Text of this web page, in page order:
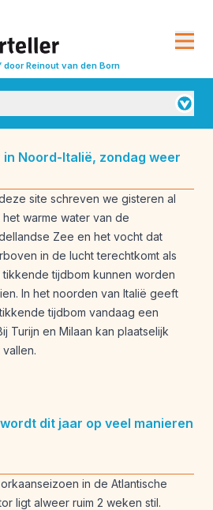
door Reinout van den Born
Weerbeleving
Weerrecords
Weeruitleg
Noord-Italië, zondag weer
site schreven we gisteren al
het warme water van de
Zee en het vocht dat
in de lucht terechtkomt als
tikkende tijdbom kunnen worden
In het noorden van Italië geeft
tijdbom vandaag een
Turijn en Milaan kan plaatselijk
vallen.
dit jaar op veel manieren
in de Atlantische
ligt alweer ruim 2 weken stil.